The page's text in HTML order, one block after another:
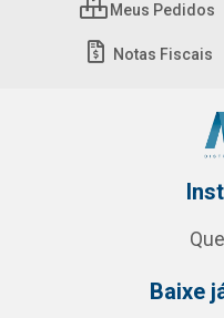
Meus Pedidos
Notas Fiscais
Baixe